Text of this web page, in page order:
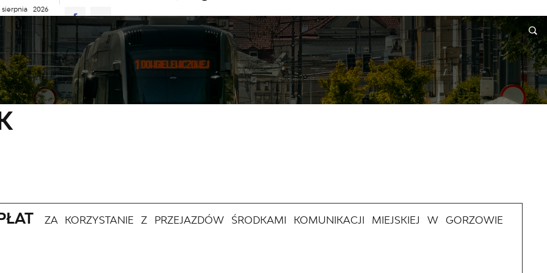
2026
26°C
JAZDY AKTUALNOŚCI KOMUNIKATY NASZA OFERTA INFORMACJE WNIOSKI I REKLAMACJE KONTAKT
Cennik
ZA KORZYSTANIE Z PRZEJAZDÓW ŚRODKAMI KOMUNIKACJI MIEJSKIEJ W GORZOWIE